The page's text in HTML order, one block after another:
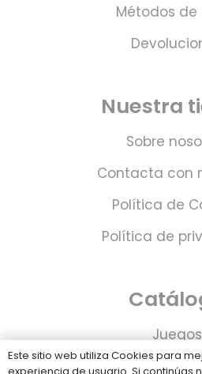
Métodos
Nuestra
Sobre
Contacta con
Política de
Política de
Juegos
Este sitio web utiliza Cookies para